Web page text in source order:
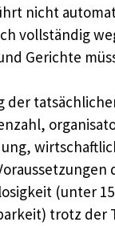
nicht
vollständig
Gerichte
der
(unter
trotz der